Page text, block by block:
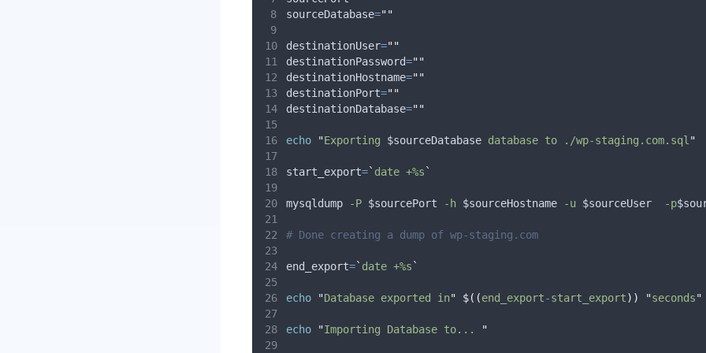
sourceDatabase=""
destinationUser=""
destinationPassword=""
destinationHostname=""
destinationPort=""
destinationDatabase=""
echo "Exporting $sourceDatabase database to ./wp-staging.com.sql "
start_export=` date +%s `
mysqldump -P $sourcePort -h $sourceHostname -u $sourceUser -p
# Done creating a dump of wp-staging.com
end_export=` date +%s `
echo "Database exported in" $((end_export-start_export)) "seconds"
echo "Importing Database to... "